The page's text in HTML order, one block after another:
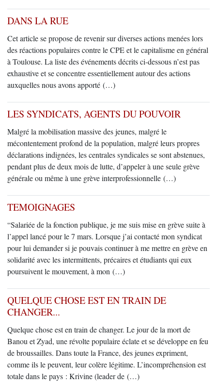
DANS LA RUE
Cet article se propose de revenir sur diverses actions menées lors
des réactions populaires contre le CPE et le capitalisme en général
à Toulouse. La liste des événements décrits ci-dessous n’est pas
exhaustive et se concentre essentiellement autour des actions
auxquelles nous avons apporté (…)
LES SYNDICATS, AGENTS DU POUVOIR
Malgré la mobilisation massive des jeunes, malgré le
mécontentement profond de la population, malgré leurs propres
déclarations indignées, les centrales syndicales se sont abstenues,
pendant plus de deux mois de lutte, d’appeler à une seule grève
générale ou même à une grève interprofessionnelle (…)
TEMOIGNAGES
“Salariée de la fonction publique, je me suis mise en grève suite à
l’appel lancé pour le 7 mars. Lorsque j’ai contacté mon syndicat
pour lui demander si je pouvais continuer à me mettre en grève en
solidarité avec les intermittents, précaires et étudiants qui eux
poursuivent le mouvement, à mon (…)
QUELQUE CHOSE EST EN TRAIN DE
CHANGER...
Quelque chose est en train de changer. Le jour de la mort de
Banou et Zyad, une révolte populaire éclate et se développe en feu
de broussailles. Dans toute la France, des jeunes expriment,
comme ils le peuvent, leur colère légitime. L’incompréhension est
totale dans le pays : Krivine (leader de (…)